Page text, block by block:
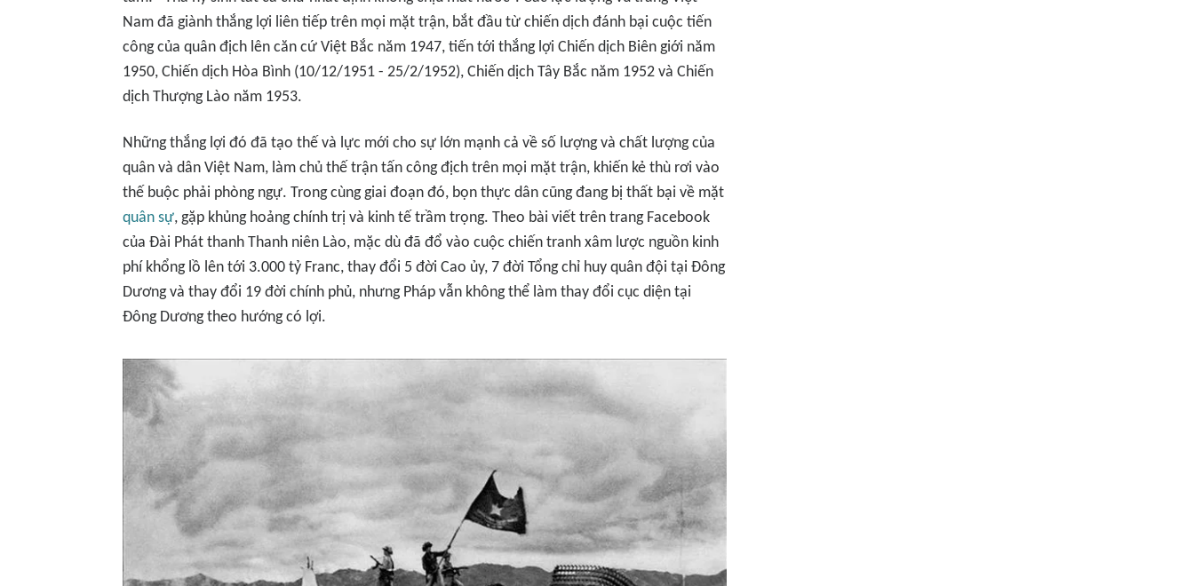
Nam đã giành thắng lợi liên tiếp trên mọi mặt trận, bắt đầu từ chiến dịch đánh bại cuộc tiến
công của quân địch lên căn cứ Việt Bắc năm 1947, tiến tới thắng lợi Chiến dịch Biên giới năm
1950, Chiến dịch Hòa Bình (10/12/1951 - 25/2/1952), Chiến dịch Tây Bắc năm 1952 và Chiến
dịch Thượng Lào năm 1953.
Những thắng lợi đó đã tạo thế và lực mới cho sự lớn mạnh cả về số lượng và chất lượng của
quân và dân Việt Nam, làm chủ thế trận tấn công địch trên mọi mặt trận, khiến kẻ thù rơi vào
thế buộc phải phòng ngự. Trong cùng giai đoạn đó, bọn thực dân cũng đang bị thất bại về mặt
quân sự, gặp khủng hoảng chính trị và kinh tế trầm trọng. Theo bài viết trên trang Facebook
của Đài Phát thanh Thanh niên Lào, mặc dù đã đổ vào cuộc chiến tranh xâm lược nguồn kinh
phí khổng lồ lên tới 3.000 tỷ Franc, thay đổi 5 đời Cao ủy, 7 đời Tổng chỉ huy quân đội tại Đông
Dương và thay đổi 19 đời chính phủ, nhưng Pháp vẫn không thể làm thay đổi cục diện tại
Đông Dương theo hướng có lợi.